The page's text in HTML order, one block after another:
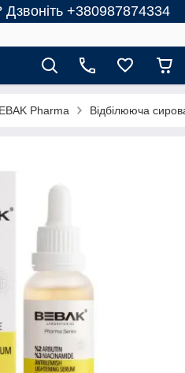
Дзвоніть +380987874334
Pharma Відбілююча